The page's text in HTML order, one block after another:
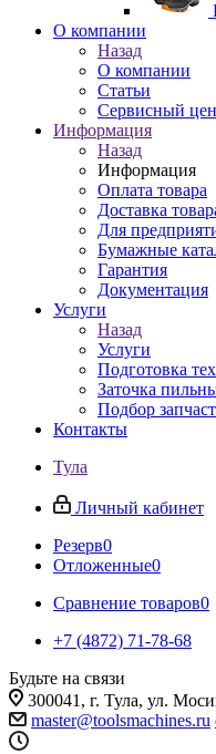
O компании
Назад
O компании
Статьи
Сервисный
Информация
Назад
Информация
Оплата товара
Доставка
Для
Бумажные
Гарантия
Документация
Услуги
Назад
Услуги
Подготовка
Заточка
Подбор
Контакты
Тула
Личный кабинет
Резерв0
Отложенные0
Сравнение товаров0
+7 (4872) 71-78-68
Будьте на связи
300041, г. Тула, ул.
master@toolsmachines.ru